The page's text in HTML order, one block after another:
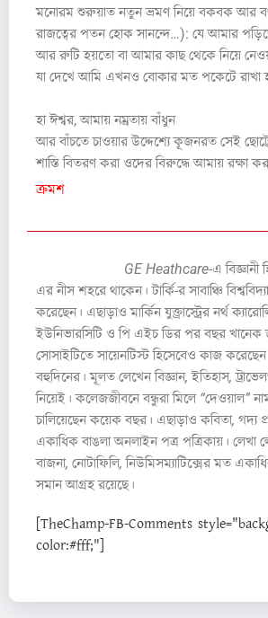
মনোরম শুরুয়াত নতুন ভ্রমণ নিয়ে বকবক আর
রাজত্বের পতন হোক সানন্দে…): যে আমার
আর রুটি হয়তো বা আমার কাছ থেকে নিয়ে
যা দেখে আমি এখনও বোকার মত পকেটে রাখা
হা ঈশ্বর, আমায় নম্রতায় বাঁধুন
আর বাঁচতে চাওয়ার উদ্দেশ্যে কূজনরত সেই
শাস্তি বিতরণ করা ওদের বিরুদ্ধে আমায় রক্ষা
ক্রমশ
GE Heathcare-এ বিজ্ঞানী
এর নীস শহরে থাকেন। টার্কি-র সাবাঞ্চি
করেছেন। এছাড়াও মার্কিন যুক্ত্রাস্ট্রের নর্থ
ইউনিভারসিটি ও পি এইচ ডির পর বছর খানেক
সোসাইটিতে সায়েনটিস্ট হিসেবেও কাজ
বহুদিনের। মূলত লেখেন বিজ্ঞান, ইতিহাস,
নিয়েই। কলেজজীবনে বন্ধুরা মিলে “দেওয়াল”
চালিয়েছেন কয়েক বছর। এছাড়াও কবিতা, গদ্য
একাধিক বাঙলা অনলাইন পত্র পত্রিকায়। লেখা
বাজনা, নোটাফিলি, নিউমিসম্যাটিক্সের মত
সমান আগ্রহ রয়েছে।
[TheChamp-FB-Comments
color:#fff;"]